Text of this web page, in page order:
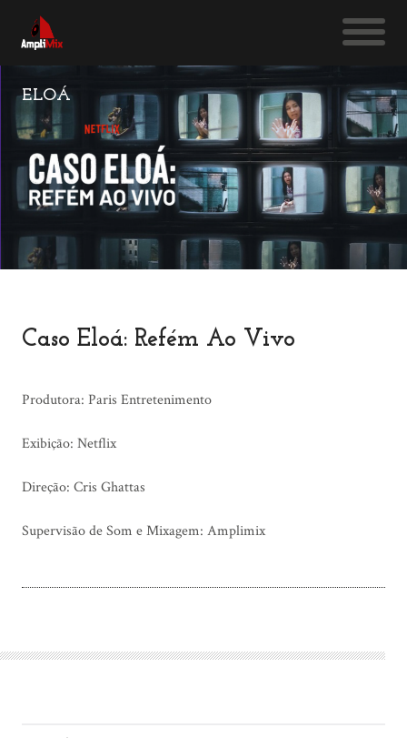
ELOÁ
Caso Eloá: Refém Ao Vivo
Produtora: Paris Entretenimento
Exibição: Netflix
Direção: Cris Ghattas
Supervisão de Som e Mixagem: Amplimix